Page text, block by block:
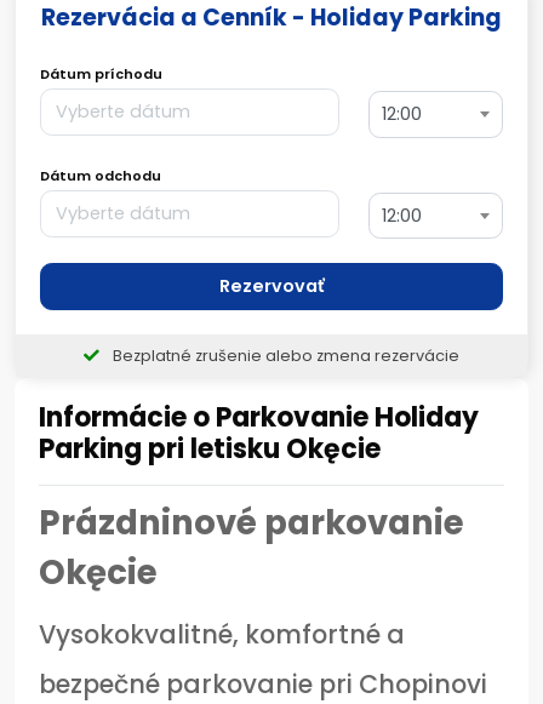
Informácie o Parkovanie Holiday
Parking pri letisku Okęcie
Prázdninové parkovanie
Okęcie
Vysokokvalitné, komfortné a
bezpečné parkovanie pri Chopinovi
Rezervácia a Cenník - Holiday Parking
Dátum príchodu
12:00
Dátum odchodu
12:00
Rezervovať
Bezplatné zrušenie alebo zmena rezervácie